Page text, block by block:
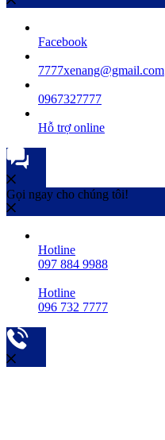
Facebook
7777xenang@gmail.com
0967327777
Hỗ trợ online
Gọi ngay cho chúng tôi!
Hotline
097 884 9988
Hotline
096 732 7777